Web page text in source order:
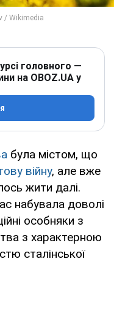
головного —
на OBOZ.UA у
була містом, що
війну, але вже
жити далі.
набувала доволі
особняки з
з характерною
сталінської